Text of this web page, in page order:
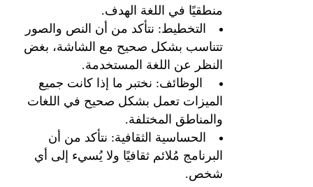
منطقيًا في اللغة الهدف.
التخطيط: نتأكد من أن النص والصور
تتناسب بشكل صحيح مع الشاشة، بغض
النظر عن اللغة المستخدمة.
الوظائف: نختبر ما إذا كانت جميع
الميزات تعمل بشكل صحيح في اللغات
والمناطق المختلفة.
الحساسية الثقافية: نتأكد من أن
البرنامج مُلائم ثقافيًا ولا يُسيء إلى أي
شخص.